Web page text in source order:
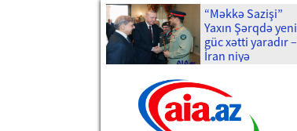
“Məkkə Sazişi”
Yaxın Şərqdə yeni
güc xətti yaradır –
İran niyə